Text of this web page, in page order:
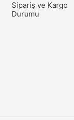
Sipariş ve Kargo
Durumu